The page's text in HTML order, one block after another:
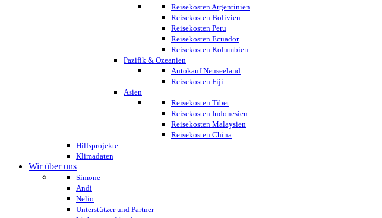
Reisekosten Argentinien
Reisekosten Bolivien
Reisekosten Peru
Reisekosten Ecuador
Reisekosten Kolumbien
Pazifik & Ozeanien
Autokauf Neuseeland
Reisekosten Fiji
Asien
Reisekosten Tibet
Reisekosten Indonesien
Reisekosten Malaysien
Reisekosten China
Hilfsprojekte
Klimadaten
Wir über uns
Simone
Andi
Nelio
Unterstützer und Partner